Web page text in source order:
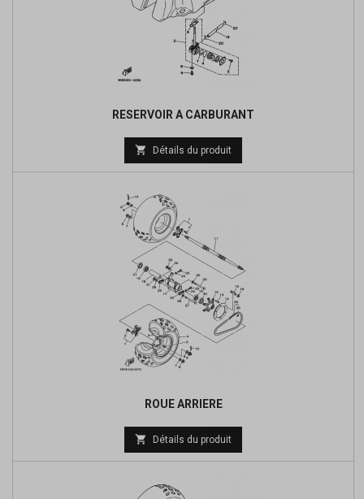
RESERVOIR A CARBURANT
 Détails du produit
ROUE ARRIERE
Prix
de
 Détails du produit